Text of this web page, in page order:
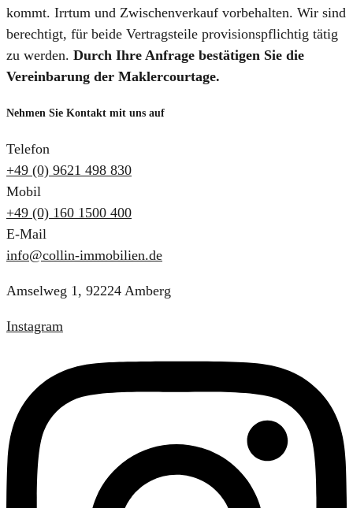
kommt. Irrtum und Zwischenverkauf vorbehalten. Wir sind
berechtigt, für beide Vertragsteile provisionspflichtig tätig
zu werden. Durch Ihre Anfrage bestätigen Sie die
Vereinbarung der Maklercourtage.
Nehmen Sie Kontakt mit uns auf
Telefon
+49 (0) 9621 498 830
Mobil
+49 (0) 160 1500 400
E-Mail
info@collin-immobilien.de
Amselweg 1, 92224 Amberg
Instagram